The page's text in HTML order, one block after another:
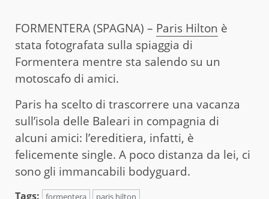
FORMENTERA (SPAGNA) – Paris Hilton è
stata fotografata sulla spiaggia di
Formentera mentre sta salendo su un
motoscafo di amici.
Paris ha scelto di trascorrere una vacanza
sull’isola delle Baleari in compagnia di
alcuni amici: l’ereditiera, infatti, è
felicemente single. A poco distanza da lei, ci
sono gli immancabili bodyguard.
Tags: formentera paris hilton